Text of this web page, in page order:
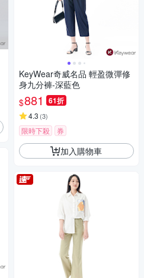
KeyWear奇威名品 輕盈微彈修
身九分褲-深藍色
$881 61折
4.3 (3)
限時下殺 券
加入購物車